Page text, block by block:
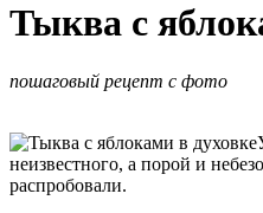
Тыква с
пошаговый рецепт с фото
неизвестного, а порой и
распробовали.